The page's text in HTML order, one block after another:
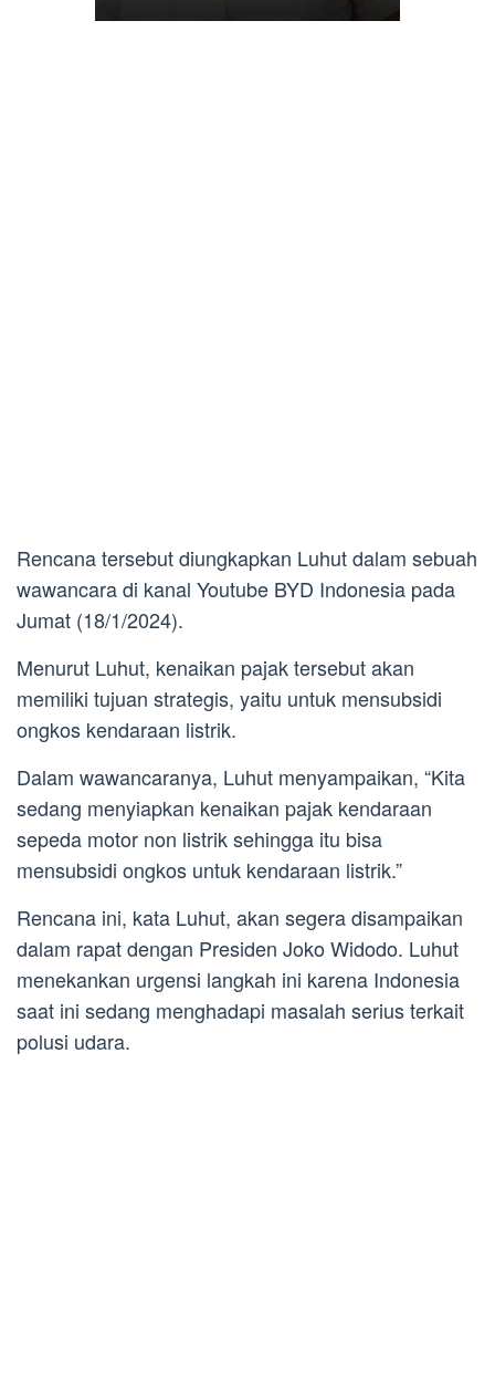
Rencana tersebut diungkapkan Luhut dalam sebuah
wawancara di kanal Youtube BYD Indonesia pada
Jumat (18/1/2024).
Menurut Luhut, kenaikan pajak tersebut akan
memiliki tujuan strategis, yaitu untuk mensubsidi
ongkos kendaraan listrik.
Dalam wawancaranya, Luhut menyampaikan, “Kita
sedang menyiapkan kenaikan pajak kendaraan
sepeda motor non listrik sehingga itu bisa
mensubsidi ongkos untuk kendaraan listrik.”
Rencana ini, kata Luhut, akan segera disampaikan
dalam rapat dengan Presiden Joko Widodo. Luhut
menekankan urgensi langkah ini karena Indonesia
saat ini sedang menghadapi masalah serius terkait
polusi udara.